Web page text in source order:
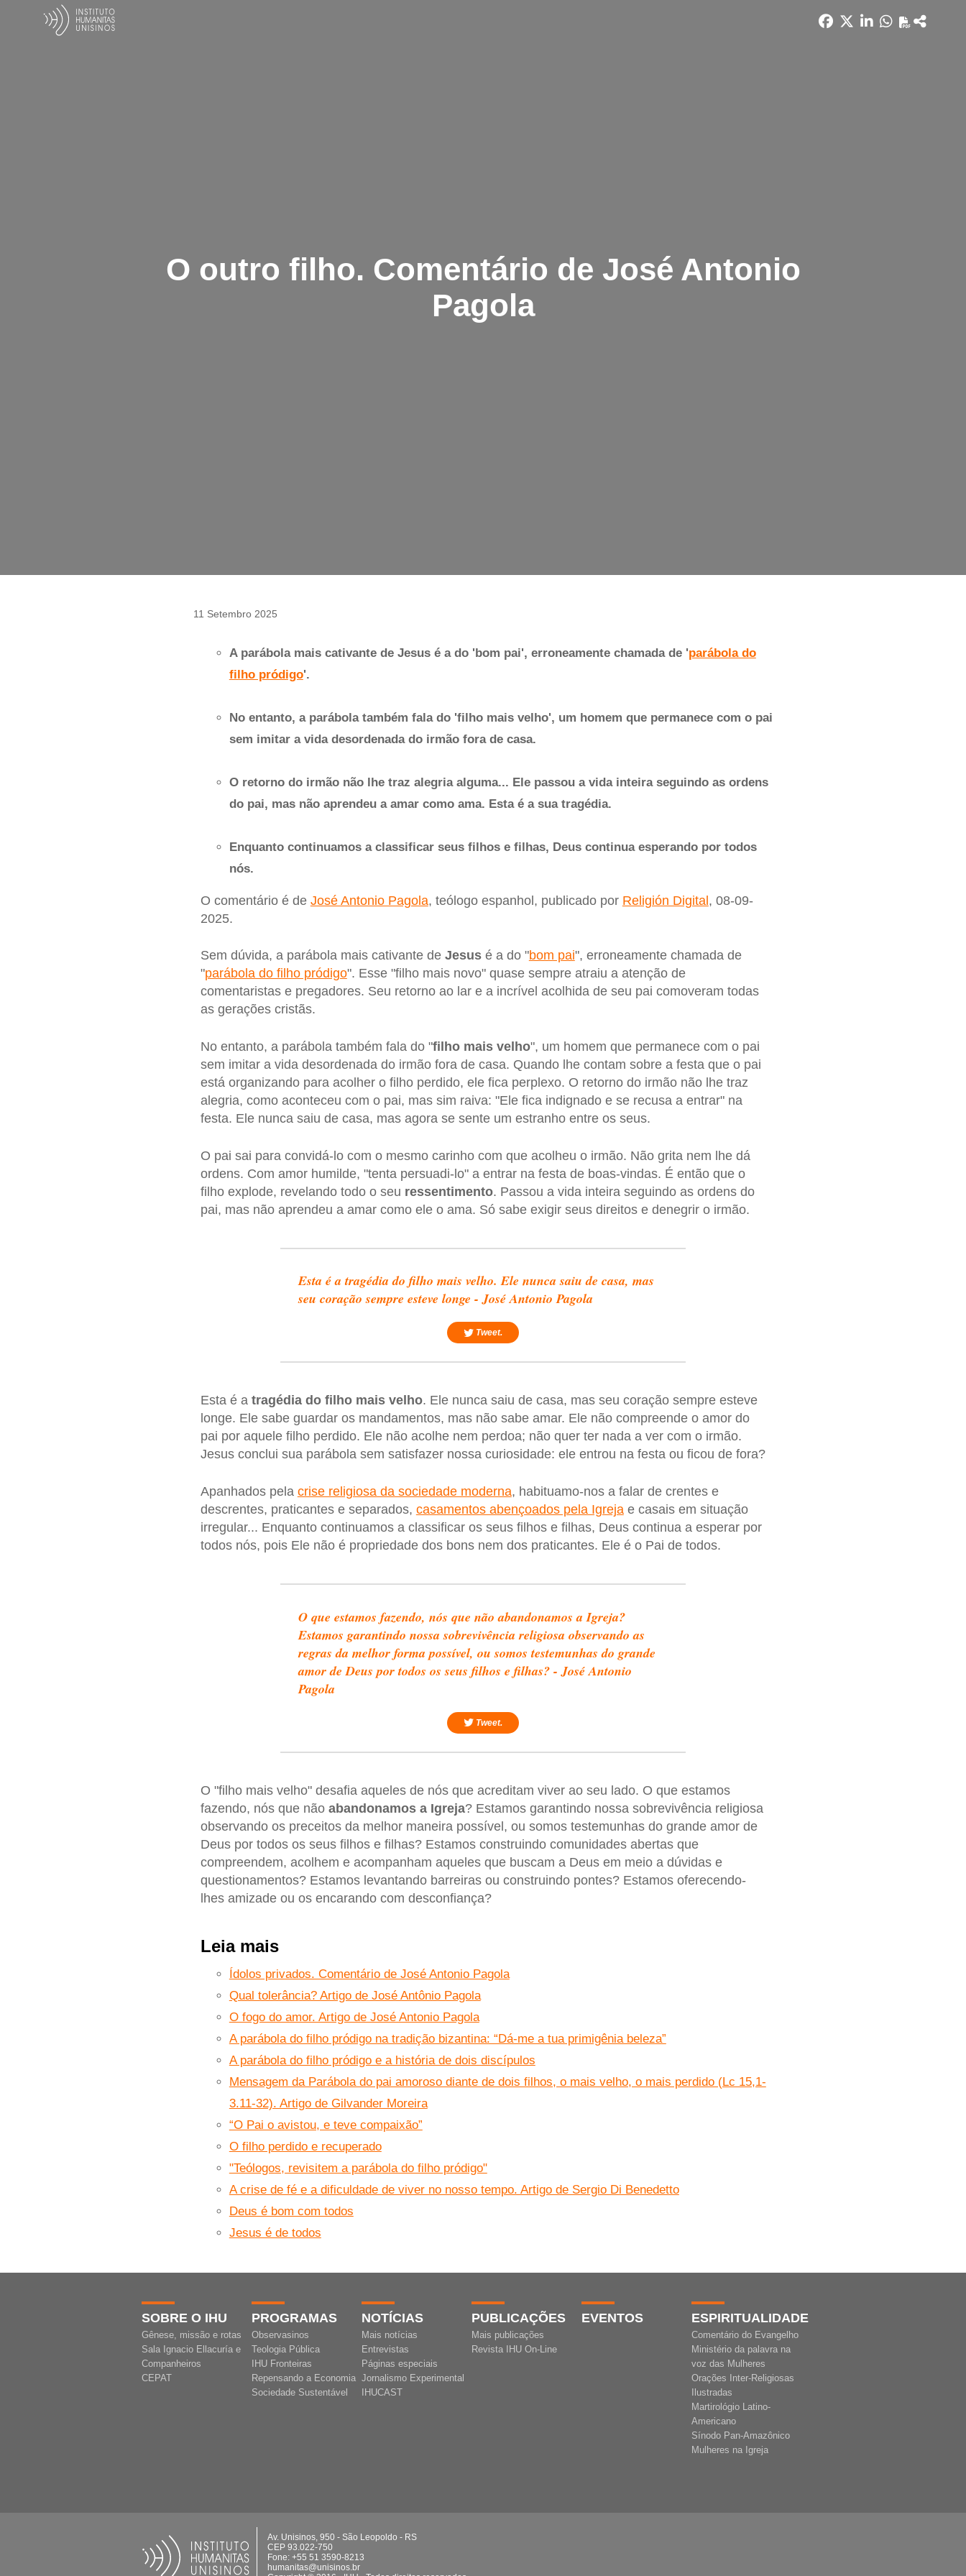
O outro filho. Comentário de José Antonio
Pagola
11 Setembro 2025
A parábola mais cativante de Jesus é a do 'bom pai', erroneamente chamada de 'parábola do
filho pródigo'.
No entanto, a parábola também fala do 'filho mais velho', um homem que permanece com o pai
sem imitar a vida desordenada do irmão fora de casa.
O retorno do irmão não lhe traz alegria alguma... Ele passou a vida inteira seguindo as ordens
do pai, mas não aprendeu a amar como ama. Esta é a sua tragédia.
Enquanto continuamos a classificar seus filhos e filhas, Deus continua esperando por todos
nós.
O comentário é de José Antonio Pagola, teólogo espanhol, publicado por Religión Digital, 08-09-
2025.
Sem dúvida, a parábola mais cativante de Jesusé a do "bom pai", erroneamente chamada de
"parábola do filho pródigo". Esse "filho mais novo" quase sempre atraiu a atenção de
comentaristas e pregadores. Seu retorno ao lar e a incrível acolhida de seu pai comoveram todas
as gerações cristãs.
No entanto, a parábola também fala do "filho mais velho", um homem que permanece com o pai
sem imitar a vida desordenada do irmão fora de casa. Quando lhe contam sobre a festa que o pai
está organizando para acolher o filho perdido, ele fica perplexo. O retorno do irmão não lhe traz
alegria, como aconteceu com o pai, mas sim raiva: "Ele fica indignado e se recusa a entrar" na
festa. Ele nunca saiu de casa, mas agora se sente um estranho entre os seus.
O pai sai para convidá-lo com o mesmo carinho com que acolheu o irmão. Não grita nem lhe dá
ordens. Com amor humilde, "tenta persuadi-lo" a entrar na festa de boas-vindas. É então que o
filho explode, revelando todo o seu ressentimento. Passou a vida inteira seguindo as ordens do
pai, mas não aprendeu a amar como ele o ama. Só sabe exigir seus direitos e denegrir o irmão.
Esta é a tragédia do filho mais velho. Ele nunca saiu de casa, mas
seu coração sempre esteve longe - José Antonio Pagola
Tweet.
Esta é a tragédia do filho mais velho. Ele nunca saiu de casa, mas seu coração sempre esteve
longe. Ele sabe guardar os mandamentos, mas não sabe amar. Ele não compreende o amor do
pai por aquele filho perdido. Ele não acolhe nem perdoa; não quer ter nada a ver com o irmão.
Jesus conclui sua parábola sem satisfazer nossa curiosidade: ele entrou na festa ou ficou de fora?
Apanhados pela crise religiosa da sociedade moderna, habituamo-nos a falar de crentes e
descrentes, praticantes e separados, casamentos abençoados pela Igrejae casais em situação
irregular... Enquanto continuamos a classificar os seus filhos e filhas, Deus continua a esperar por
todos nós, pois Ele não é propriedade dos bons nem dos praticantes. Ele é o Pai de todos.
O que estamos fazendo, nós que não abandonamos a Igreja?
Estamos garantindo nossa sobrevivência religiosa observando as
regras da melhor forma possível, ou somos testemunhas do grande
amor de Deus por todos os seus filhos e filhas? - José Antonio
Pagola
Tweet.
O "filho mais velho" desafia aqueles de nós que acreditam viver ao seu lado. O que estamos
fazendo, nós que não abandonamos a Igreja? Estamos garantindo nossa sobrevivência religiosa
observando os preceitos da melhor maneira possível, ou somos testemunhas do grande amor de
Deus por todos os seus filhos e filhas? Estamos construindo comunidades abertas que
compreendem, acolhem e acompanham aqueles que buscam a Deus em meio a dúvidas e
questionamentos? Estamos levantando barreiras ou construindo pontes? Estamos oferecendo-
lhes amizade ou os encarando com desconfiança?
Leia mais
Ídolos privados. Comentário de José Antonio Pagola
Qual tolerância? Artigo de José Antônio Pagola
O fogo do amor. Artigo de José Antonio Pagola
A parábola do filho pródigo na tradição bizantina: “Dá-me a tua primigênia beleza”
A parábola do filho pródigo e a história de dois discípulos
Mensagem da Parábola do pai amoroso diante de dois filhos, o mais velho, o mais perdido (Lc 15,1-
3.11-32). Artigo de Gilvander Moreira
“O Pai o avistou, e teve compaixão”
O filho perdido e recuperado
"Teólogos, revisitem a parábola do filho pródigo"
A crise de fé e a dificuldade de viver no nosso tempo. Artigo de Sergio Di Benedetto
Deus é bom com todos
Jesus é de todos
SOBRE O IHU
Gênese, missão e rotas
Sala Ignacio Ellacuría e
Companheiros
CEPAT
PROGRAMAS
Observasinos
Teologia Pública
IHU Fronteiras
Repensando a Economia
Sociedade Sustentável
NOTÍCIAS
Mais notícias
Entrevistas
Páginas especiais
Jornalismo Experimental
IHUCAST
PUBLICAÇÕES
Mais publicações
Revista IHU On-Line
EVENTOS ESPIRITUALIDADE
Comentário do Evangelho
Ministério da palavra na
voz das Mulheres
Orações Inter-Religiosas
Ilustradas
Martirológio Latino-
Americano
Sínodo Pan-Amazônico
Mulheres na Igreja
Av. Unisinos, 950 - São Leopoldo - RS
CEP 93.022-750
Fone: +55 51 3590-8213
humanitas@unisinos.br